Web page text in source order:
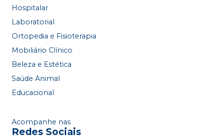
Hospitalar
Laboratorial
Ortopedia e Fisioterapia
Mobiliário Clínico
Beleza e Estética
Saúde Animal
Educacional
Acompanhe nas
Redes Sociais